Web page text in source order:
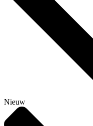
Nieuw